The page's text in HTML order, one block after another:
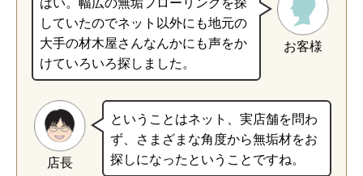
お客様
していたのでネット以外にも地元の
大手の材木屋さんなんかにも声をか
けていろいろ探しました。
店長
ということはネット、実店舗を問わ
ず、さまざまな角度から無垢材をお
探しになったということですね。